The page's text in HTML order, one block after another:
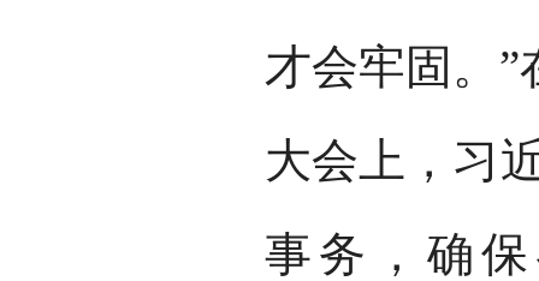
才会牢固。”
大会上，习
事务，确